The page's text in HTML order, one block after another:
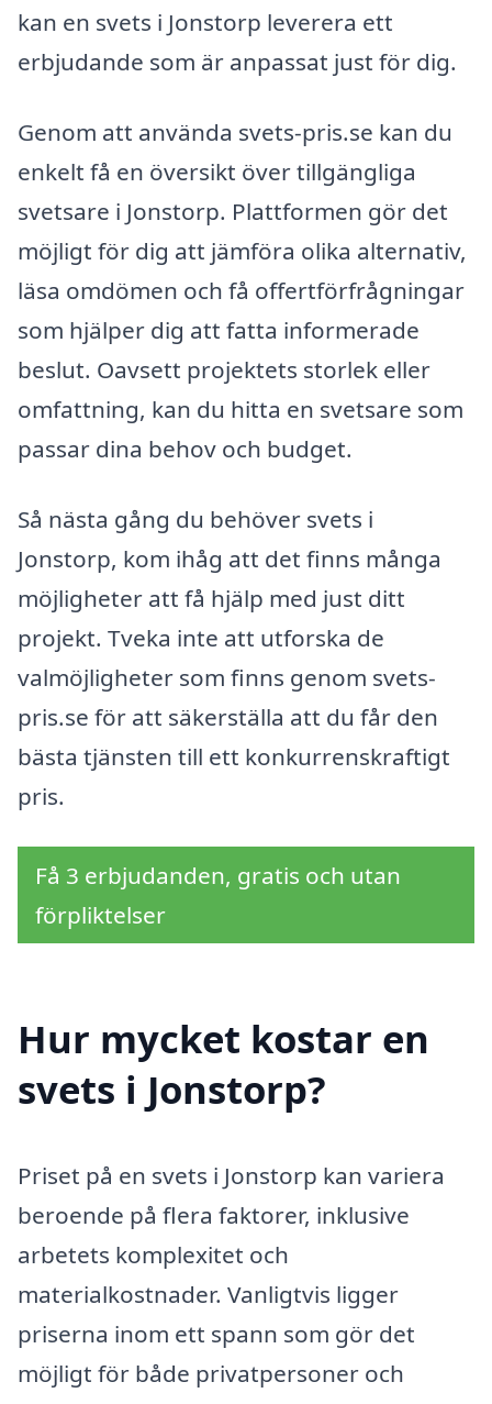
kan en svets i Jonstorp leverera ett
erbjudande som är anpassat just för dig.
Genom att använda svets-pris.se kan du
enkelt få en översikt över tillgängliga
svetsare i Jonstorp. Plattformen gör det
möjligt för dig att jämföra olika alternativ,
läsa omdömen och få offertförfrågningar
som hjälper dig att fatta informerade
beslut. Oavsett projektets storlek eller
omfattning, kan du hitta en svetsare som
passar dina behov och budget.
Så nästa gång du behöver svets i
Jonstorp, kom ihåg att det finns många
möjligheter att få hjälp med just ditt
projekt. Tveka inte att utforska de
valmöjligheter som finns genom svets-
pris.se för att säkerställa att du får den
bästa tjänsten till ett konkurrenskraftigt
pris.
Få 3 erbjudanden, gratis och utan
förpliktelser
Hur mycket kostar en
svets i Jonstorp?
Priset på en svets i Jonstorp kan variera
beroende på flera faktorer, inklusive
arbetets komplexitet och
materialkostnader. Vanligtvis ligger
priserna inom ett spann som gör det
möjligt för både privatpersoner och